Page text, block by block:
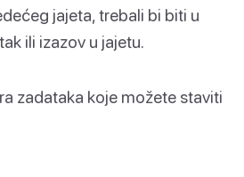
jajeta, trebali bi biti u
ili izazov u jajetu.
zadataka koje možete staviti